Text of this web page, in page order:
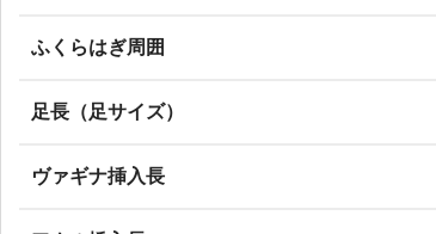
ふくらはぎ周囲
足長（足サイズ）
ヴァギナ挿入長